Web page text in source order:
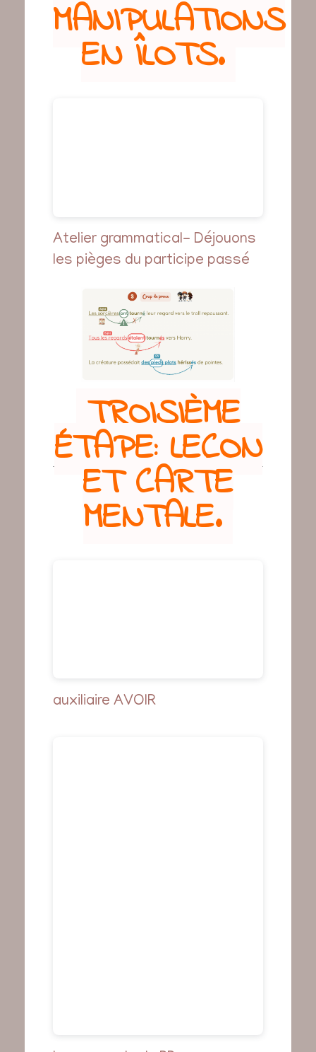
MANIPULATIONS
EN ÎLOTS.
Atelier grammatical- Déjouons
les pièges du participe passé
TROISIÈME
ÉTAPE: LEÇON
ET CARTE
MENTALE.
auxiliaire AVOIR